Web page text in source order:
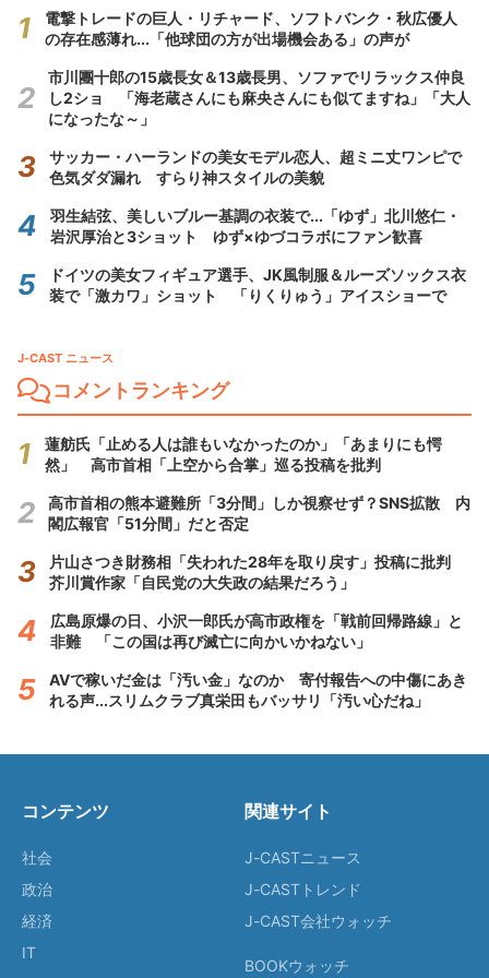
電撃トレードの巨人・リチャード、ソフトバンク・秋広優人
の存在感薄れ...「他球団の方が出場機会ある」の声が
市川團十郎の15歳長女＆13歳長男、ソファでリラックス仲良
し2ショ 「海老蔵さんにも麻央さんにも似てますね」「大人
になったな～」
サッカー・ハーランドの美女モデル恋人、超ミニ丈ワンピで
色気ダダ漏れ すらり神スタイルの美貌
羽生結弦、美しいブルー基調の衣装で...「ゆず」北川悠仁・
岩沢厚治と3ショット ゆず×ゆづコラボにファン歓喜
ドイツの美女フィギュア選手、JK風制服＆ルーズソックス衣
装で「激カワ」ショット 「りくりゅう」アイスショーで
J-CAST ニュース
コメントランキング
蓮舫氏「止める人は誰もいなかったのか」「あまりにも愕
然」 高市首相「上空から合掌」巡る投稿を批判
高市首相の熊本避難所「3分間」しか視察せず？SNS拡散 内
閣広報官「51分間」だと否定
片山さつき財務相「失われた28年を取り戻す」投稿に批判
芥川賞作家「自民党の大失政の結果だろう」
広島原爆の日、小沢一郎氏が高市政権を「戦前回帰路線」と
非難 「この国は再び滅亡に向かいかねない」
AVで稼いだ金は「汚い金」なのか 寄付報告への中傷にあき
れる声...スリムクラブ真栄田もバッサリ「汚い心だね」
コンテンツ
社会
政治
経済
IT
関連サイト
J-CASTニュース
J-CASTトレンド
J-CAST会社ウォッチ
BOOKウォッチ